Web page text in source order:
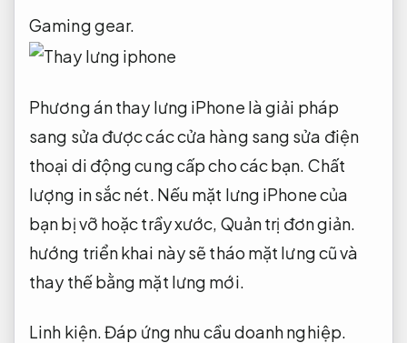
Gaming gear.
Phương án thay lưng iPhone là giải pháp
sang sửa được các cửa hàng sang sửa điện
thoại di động cung cấp cho các bạn. Chất
lượng in sắc nét. Nếu mặt lưng iPhone của
bạn bị vỡ hoặc trầy xước, Quản trị đơn giản.
hướng triển khai này sẽ tháo mặt lưng cũ và
thay thế bằng mặt lưng mới.
Linh kiện.Đáp ứng nhu cầu doanh nghiệp.